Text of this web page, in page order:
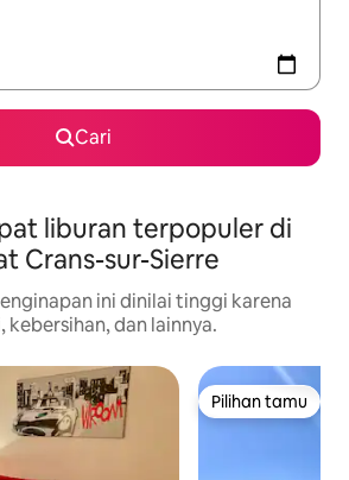
Cari
liburan terpopuler di
Crans-sur-Sierre
ini dinilai tinggi karena
kebersihan, dan lainnya.
Pilihan tamu
Pilihan tamu